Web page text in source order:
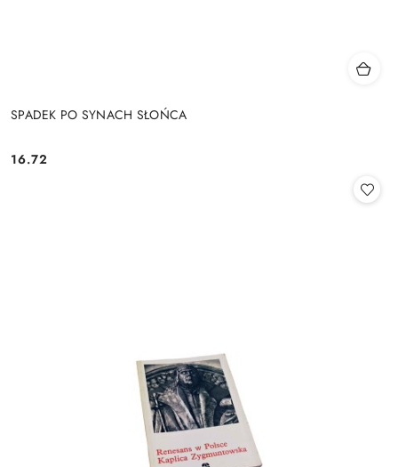
SPADEK PO SYNACH SŁOŃCA
Cena:
16.72